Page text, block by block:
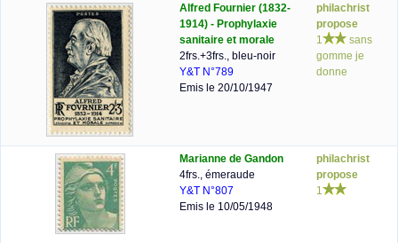
Alfred Fournier (1832-
1914) - Prophylaxie
sanitaire et morale
2frs.+3frs., bleu-noir
Y&T N°789
Emis le 20/10/1947
philachrist
propose
1
sans
gomme je
donne
Marianne de Gandon
4frs., émeraude
Y&T N°807
Emis le 10/05/1948
philachrist
propose
1